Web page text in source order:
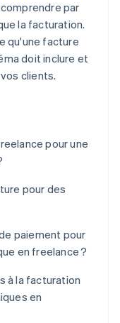
par
la facturation.
qu'une facture
doit inclure et
clients.
pour une
pour des
paiement pour
en freelance ?
à la facturation
en